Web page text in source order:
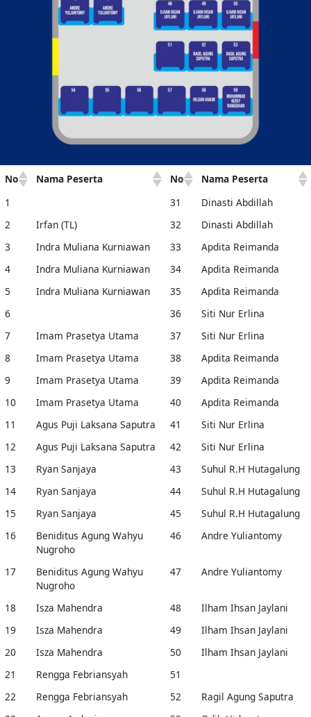
No Nama Peserta No
Nama Peserta
1
31
Dinasti Abdillah
2
Irfan (TL) 32
Dinasti Abdillah
3
Indra Muliana Kurniawan 33
Apdita Reimanda
4
Indra Muliana Kurniawan 34
Apdita Reimanda
5
Indra Muliana Kurniawan 35
Apdita Reimanda
6
36
Siti Nur Erlina
7
Imam Prasetya Utama 37
Siti Nur Erlina
8
Imam Prasetya Utama 38
Apdita Reimanda
9
Imam Prasetya Utama 39
Apdita Reimanda
10
Imam Prasetya Utama 40
Apdita Reimanda
11
Agus Puji Laksana Saputra 41
Siti Nur Erlina
12
Agus Puji Laksana Saputra 42
Siti Nur Erlina
13
Ryan Sanjaya 43
Suhul R.H Hutagalung
14
Ryan Sanjaya 44
Suhul R.H Hutagalung
15
Ryan Sanjaya 45
Suhul R.H Hutagalung
16
Beniditus Agung Wahyu
Nugroho
46 Andre Yuliantomy
17
Beniditus Agung Wahyu
Nugroho
47 Andre Yuliantomy
18 Isza Mahendra 48
Ilham Ihsan Jaylani
19
Isza Mahendra 49
Ilham Ihsan Jaylani
20
Isza Mahendra 50
Ilham Ihsan Jaylani
21
Rengga Febriansyah
51
22
Rengga Febriansyah 52
Ragil Agung Saputra